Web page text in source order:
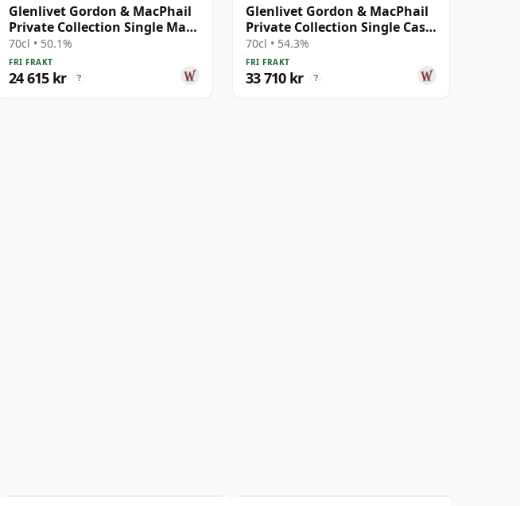
Glenlivet Gordon & MacPhail
Private Collection Single Malt
S 1974 36 år gammal
70cl • 50.1%
FRI FRAKT
24 615 kr ?
Glenlivet Gordon & MacPhail
Private Collection Single Cask
# 1978 43 år gammal
70cl • 54.3%
FRI FRAKT
33 710 kr ?